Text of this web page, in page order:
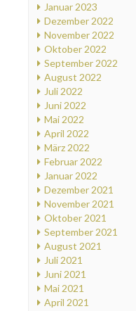
Januar 2023
Dezember 2022
November 2022
Oktober 2022
September 2022
August 2022
Juli 2022
Juni 2022
Mai 2022
April 2022
März 2022
Februar 2022
Januar 2022
Dezember 2021
November 2021
Oktober 2021
September 2021
August 2021
Juli 2021
Juni 2021
Mai 2021
April 2021